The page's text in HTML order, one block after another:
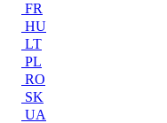
FR
HU
LT
PL
RO
SK
UA